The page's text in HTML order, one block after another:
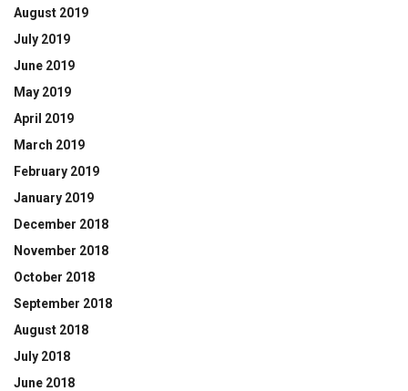
August 2019
July 2019
June 2019
May 2019
April 2019
March 2019
February 2019
January 2019
December 2018
November 2018
October 2018
September 2018
August 2018
July 2018
June 2018